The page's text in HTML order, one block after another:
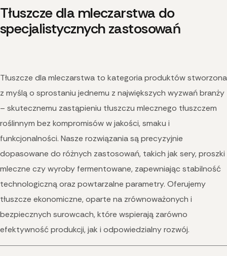
Tłuszcze dla mleczarstwa do
specjalistycznych zastosowań
Tłuszcze dla mleczarstwa to kategoria produktów stworzona
z myślą o sprostaniu jednemu z największych wyzwań branży
– skutecznemu zastąpieniu tłuszczu mlecznego tłuszczem
roślinnym bez kompromisów w jakości, smaku i
funkcjonalności. Nasze rozwiązania są precyzyjnie
dopasowane do różnych zastosowań, takich jak sery, proszki
mleczne czy wyroby fermentowane, zapewniając stabilność
technologiczną oraz powtarzalne parametry. Oferujemy
tłuszcze ekonomiczne, oparte na zrównoważonych i
bezpiecznych surowcach, które wspierają zarówno
efektywność produkcji, jak i odpowiedzialny rozwój.